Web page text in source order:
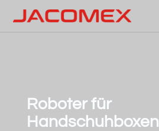
Roboter für
Handschuhboxen